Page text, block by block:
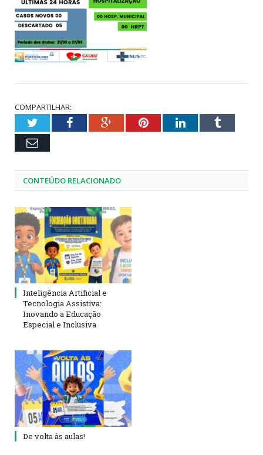
COMPARTILHAR:
TwitterFacebookGoogle+PinterestLinkedInTumblr
Email
CONTEÚDO RELACIONADO
Inteligência Artificial e
Tecnologia Assistiva:
Inovando a Educação
Especial e Inclusiva
De volta às aulas!